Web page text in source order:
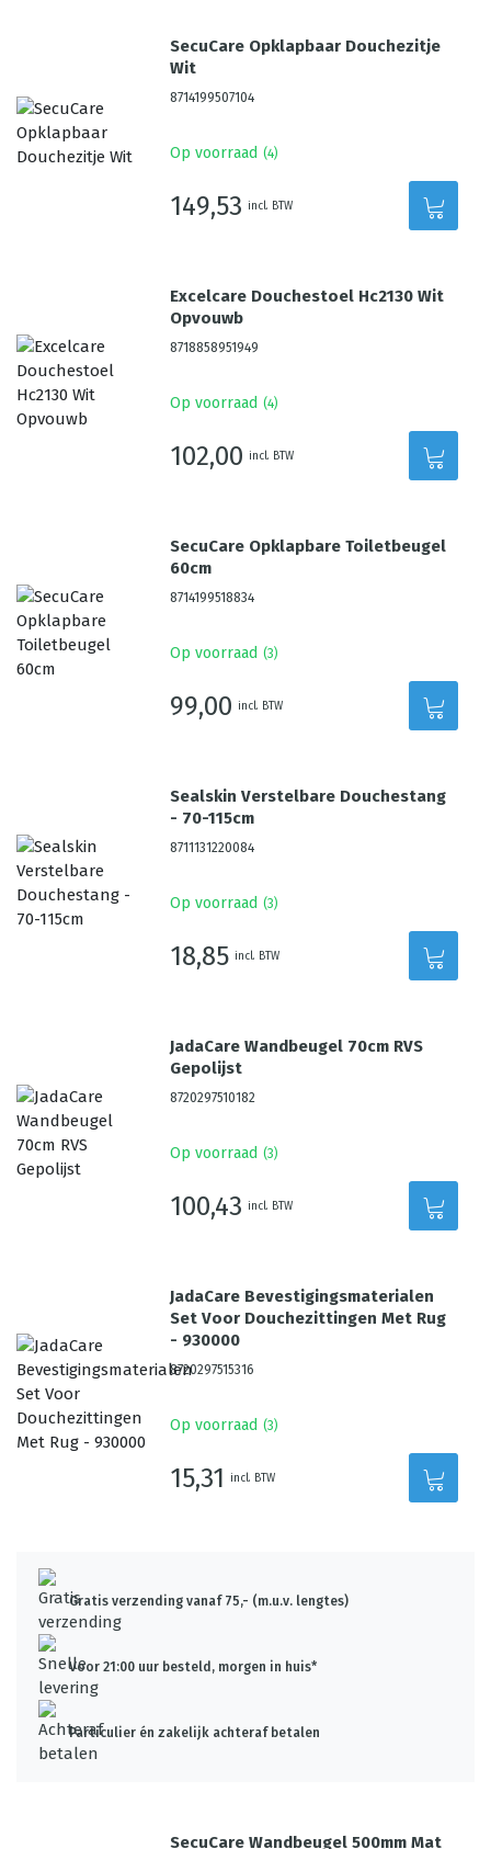
SecuCare Opklapbaar Douchezitje
Wit
8714199507104
Op voorraad (4)
149,53 incl. BTW
Excelcare Douchestoel Hc2130 Wit
Opvouwb
8718858951949
Op voorraad (4)
102,00 incl. BTW
SecuCare Opklapbare Toiletbeugel
60cm
8714199518834
Op voorraad (3)
99,00 incl. BTW
Sealskin Verstelbare Douchestang
- 70-115cm
8711131220084
Op voorraad (3)
18,85 incl. BTW
JadaCare Wandbeugel 70cm RVS
Gepolijst
8720297510182
Op voorraad (3)
100,43 incl. BTW
JadaCare Bevestigingsmaterialen
Set Voor Douchezittingen Met Rug
- 930000
8720297515316
Op voorraad (3)
15,31 incl. BTW
Gratis verzending vanaf 75,- (m.u.v. lengtes)
Voor 21:00 uur besteld, morgen in huis*
Particulier én zakelijk achteraf betalen
SecuCare Wandbeugel 500mm Mat